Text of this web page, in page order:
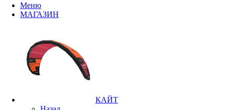
Меню
МАГАЗИН
КАЙТ